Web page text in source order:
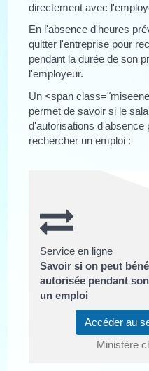
directement avec
En l'absence d'heures
quitter l'entreprise pour
pendant la durée de son
l'employeur.
Un <span
permet de savoir si le
d'autorisations d'absence
rechercher un emploi :
Service en ligne
Savoir si on peut
autorisée pendant
un emploi
Accéder au
Ministère